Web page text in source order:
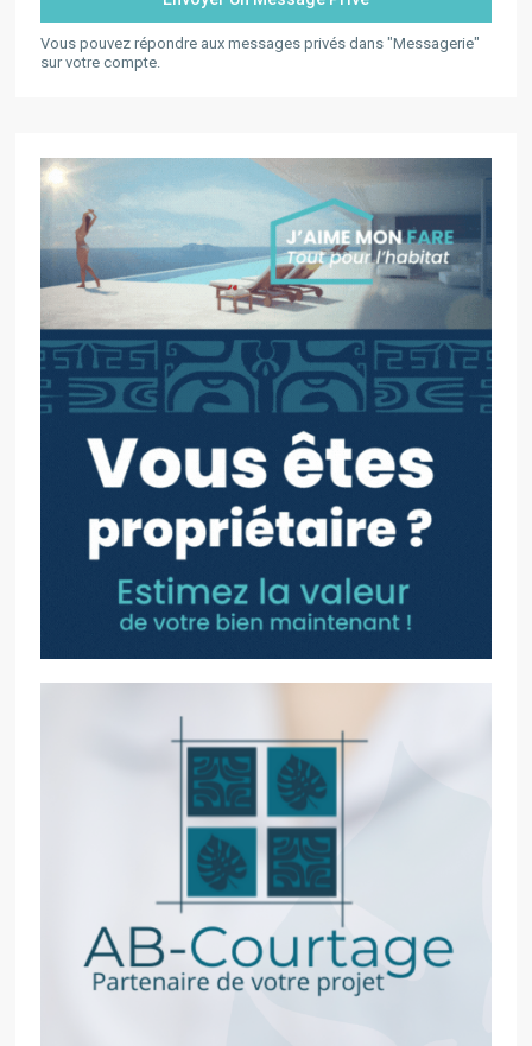
Vous pouvez répondre aux messages privés dans "Messagerie"
sur votre compte.